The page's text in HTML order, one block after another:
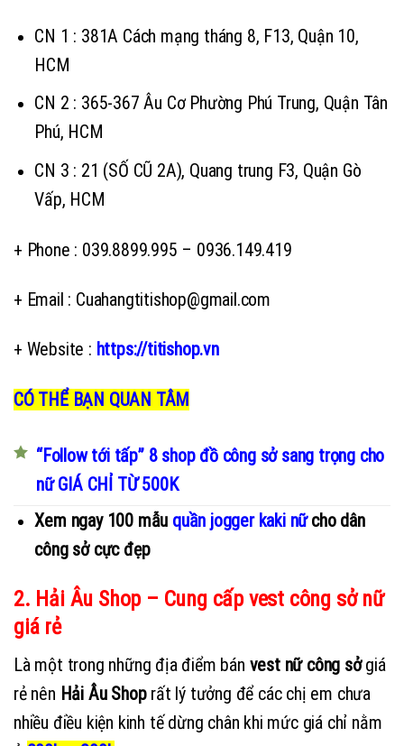
CN 1 : 381A Cách mạng tháng 8, F13, Quận 10,
HCM
CN 2 : 365-367 Âu Cơ Phường Phú Trung, Quận Tân
Phú, HCM
CN 3 : 21 (SỐ CŨ 2A), Quang trung F3, Quận Gò
Vấp, HCM
+ Phone : 039.8899.995 – 0936.149.419
+ Email : Cuahangtitishop@gmail.com
+ Website : https://titishop.vn
CÓ THỂ BẠN QUAN TÂM
“Follow tới tấp” 8 shop đồ công sở sang trọng cho
nữ GIÁ CHỈ TỪ 500K
Xem ngay 100 mẫu quần jogger kaki nữcho dân
công sở cực đẹp
2. Hải Âu Shop – Cung cấp vest công sở nữ
giá rẻ
Là một trong những địa điểm bán vest nữ công sởgiá
rẻ nên Hải Âu Shop rất lý tưởng để các chị em chưa
nhiều điều kiện kinh tế dừng chân khi mức giá chỉ nằm